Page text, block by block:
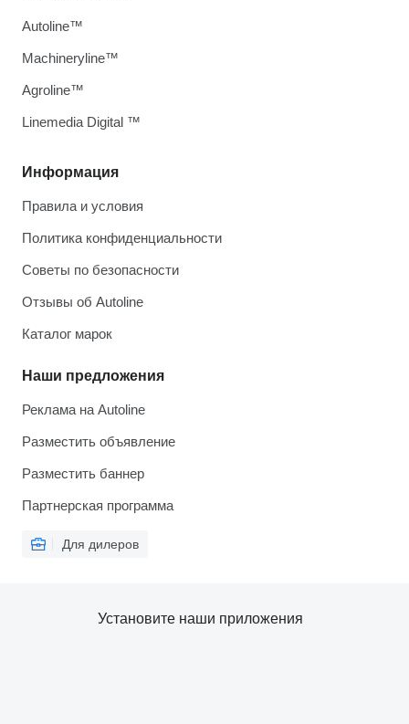
Информация
Правила и условия
Политика конфиденциальности
Советы по безопасности
Отзывы об Autoline
Каталог марок
Наши предложения
Реклама на Autoline
Разместить объявление
Разместить баннер
Партнерская программа
Для дилеров
Autoline™
Machineryline™
Agroline™
Linemedia Digital ™
Установите наши приложения